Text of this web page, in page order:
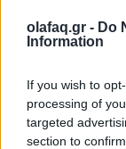
olafaq.gr - Do
Information
If you wish to
processing of
targeted
section to
Την Κυριακή 26
ξαναζήσουμε το
χρόνο: θα
"εξοικονομήσουμε